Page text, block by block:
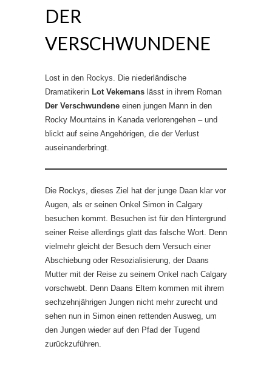
DER
VERSCHWUNDENE
Lost in den Rockys. Die niederländische
Dramatikerin Lot Vekemans lässt in ihrem Roman
Der Verschwundene einen jungen Mann in den
Rocky Mountains in Kanada verlorengehen – und
blickt auf seine Angehörigen, die der Verlust
auseinanderbringt.
Die Rockys, dieses Ziel hat der junge Daan klar vor
Augen, als er seinen Onkel Simon in Calgary
besuchen kommt. Besuchen ist für den Hintergrund
seiner Reise allerdings glatt das falsche Wort. Denn
vielmehr gleicht der Besuch dem Versuch einer
Abschiebung oder Resozialisierung, der Daans
Mutter mit der Reise zu seinem Onkel nach Calgary
vorschwebt. Denn Daans Eltern kommen mit ihrem
sechzehnjährigen Jungen nicht mehr zurecht und
sehen nun in Simon einen rettenden Ausweg, um
den Jungen wieder auf den Pfad der Tugend
zurückzuführen.